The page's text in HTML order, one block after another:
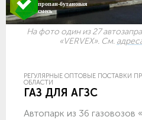
пропан-бутановая
смесь
На фото один из 27
«VERVEX». См.
РЕГУЛЯРНЫЕ ОПТОВЫЕ ПОСТАВКИ
ОБЛАСТИ
ГАЗ ДЛЯ АГЗС
Автопарк из 36 газовозов